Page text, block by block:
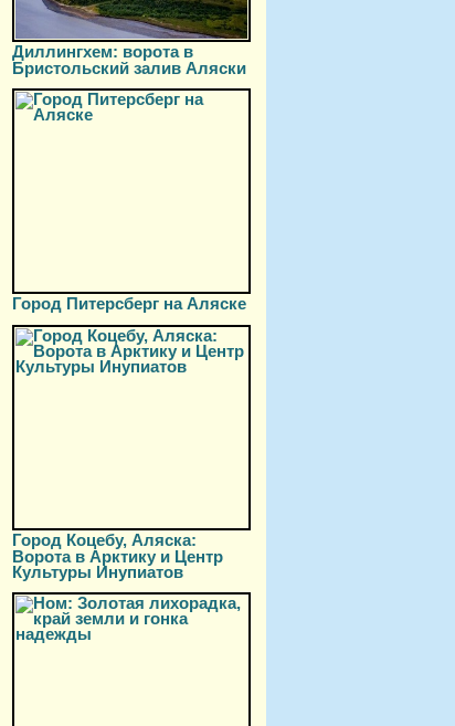
Диллингхем: ворота в
Бристольский залив Аляски
Город Питерсберг на Аляске
Город Коцебу, Аляска:
Ворота в Арктику и Центр
Культуры Инупиатов